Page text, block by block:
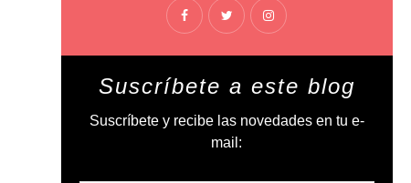
Suscríbete a este blog
Suscríbete y recibe las novedades en tu e-
mail: